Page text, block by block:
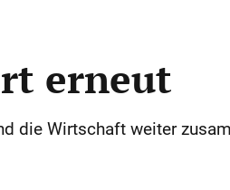
erneut
die Wirtschaft weiter